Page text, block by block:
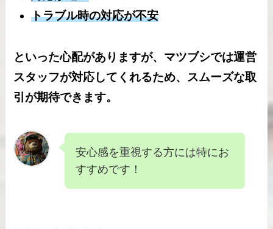
トラブル時の対応が不安
といった心配がありますが、マツブシでは運営
スタッフが対応してくれるため、スムーズな取
引が期待できます。
安心感を重視する方には特にお
すすめです！